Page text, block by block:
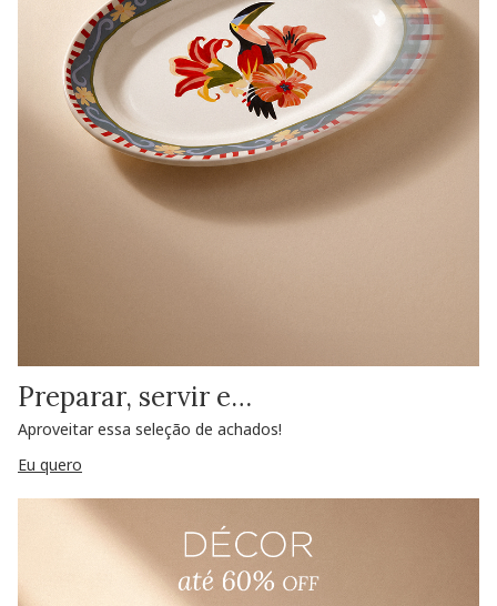
Preparar, servir e…
Aproveitar essa seleção de achados!
Eu quero